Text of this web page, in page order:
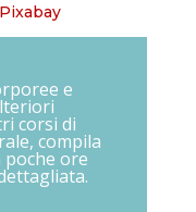
Pixabay
e
corsi di
compila
ore